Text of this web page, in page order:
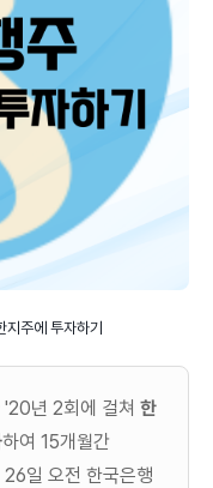
주에 투자하기
년 2회에 걸쳐 한
하여 15개월간
26일 오전 한국은행